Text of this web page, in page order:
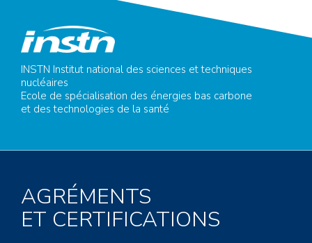
INSTN Institut national des sciences et techniques
nucléaires
Ecole de spécialisation des énergies bas carbone
et des technologies de la santé
AGRÉMENTS
ET CERTIFICATIONS